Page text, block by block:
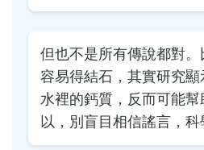
但也不是所有傳說都對
容易得結石，其實研究
水裡的鈣質，反而可能
以，別盲目相信謠言，科